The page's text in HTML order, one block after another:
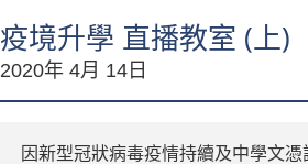
疫境升學 直播教室 (上)
2020年 4月 14日
因新型冠狀病毒疫情持續及中學文